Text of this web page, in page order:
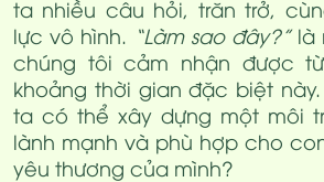
ta nhiều câu hỏi, trăn trở,
lực vô hình. “Làm sao đây?”là
chúng tôi cảm nhận được
khoảng thời gian đặc biệt
ta có thể xây dựng một môi
lành mạnh và phù hợp cho
yêu thương của mình?